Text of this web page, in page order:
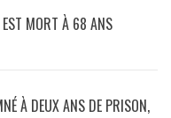
EST MORT À 68 ANS
À DEUX ANS DE PRISON,